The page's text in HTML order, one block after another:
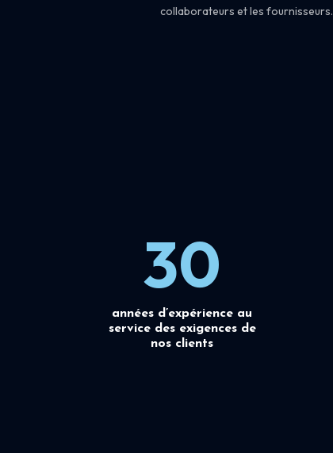
collaborateurs et les fournisseurs.
30
années d’expérience au
service des exigences de
nos clients